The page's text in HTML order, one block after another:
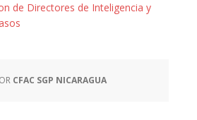
de Directores de Inteligencia y
CFAC SGP NICARAGUA